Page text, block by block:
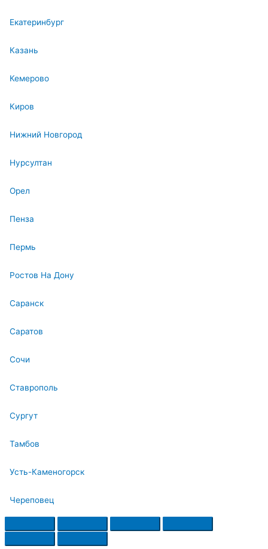
Екатеринбург
Казань
Кемерово
Киров
Нижний Новгород
Нурсултан
Орел
Пенза
Пермь
Ростов На Дону
Саранск
Саратов
Сочи
Ставрополь
Сургут
Тамбов
Усть-Каменогорск
Череповец